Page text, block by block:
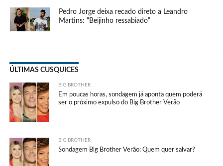
Pedro Jorge deixa recado direto a Leandro
Martins: “Beijinho ressabiado”
ÚLTIMAS CUSQUICES
BIG BROTHER
Em poucas horas, sondagem já aponta quem poderá
ser o próximo expulso do Big Brother Verão
BIG BROTHER
Sondagem Big Brother Verão: Quem quer salvar?